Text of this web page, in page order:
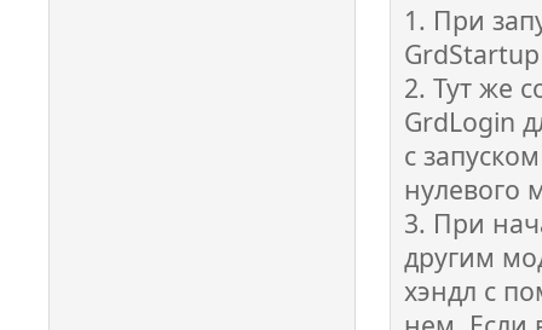
1. При
2. Тут же
GrdLogin
с
нулевого
3. При
другим
хэндл с